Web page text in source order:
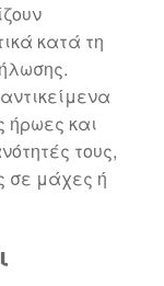
κατά τη
ήρωες και
τους,
σε μάχες ή